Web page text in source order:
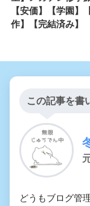
【安価】【学園】
作】【完結済み】
この記事を書
どうもブログ管